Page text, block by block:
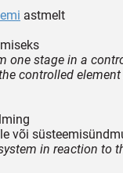
astmelt
one stage in a
controlled
või
in reaction to